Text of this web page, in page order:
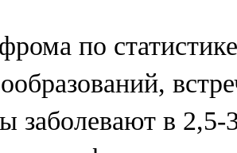
по
заболевают в